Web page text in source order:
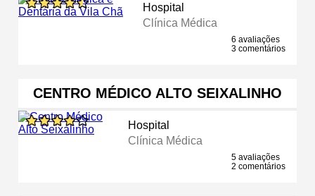
Hospital
Clínica Médica
6 avaliações
3 comentários
CENTRO MÉDICO ALTO SEIXALINHO
Hospital
Clínica Médica
5 avaliações
2 comentários